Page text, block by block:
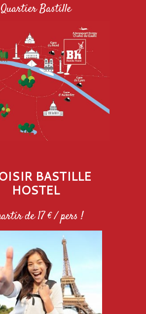
Quartier Bastille
BASTILLE
HOSTEL
de 17 € / pers !